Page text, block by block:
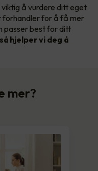
å vurdere ditt eget
forhandler for å få mer
passer best for ditt
hjelper vi deg å
mer?